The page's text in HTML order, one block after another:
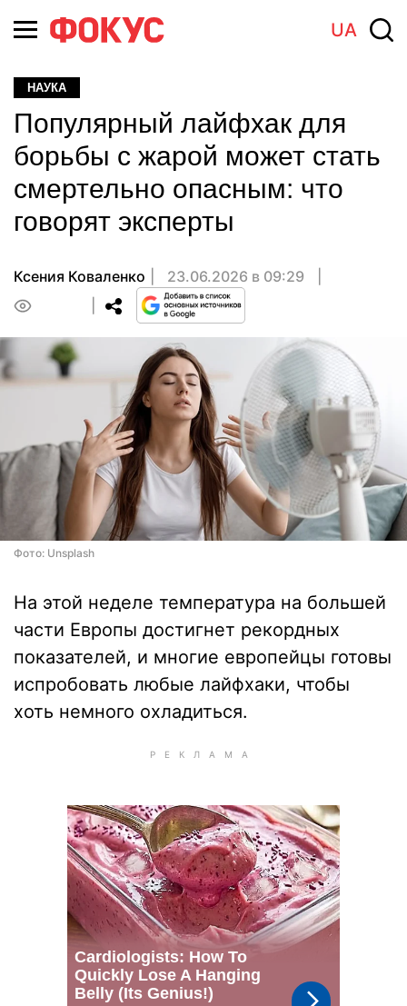
UA
НАУКА
Популярный лайфхак для
борьбы с жарой может стать
смертельно опасным: что
говорят эксперты
Ксения Коваленко
23.06.2026 в 09:29
Фото: Unsplash
На этой неделе температура на большей
части Европы достигнет рекордных
показателей, и многие европейцы готовы
испробовать любые лайфхаки, чтобы
хоть немного охладиться.